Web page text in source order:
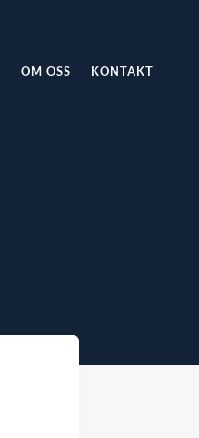
OM OSS KONTAKT